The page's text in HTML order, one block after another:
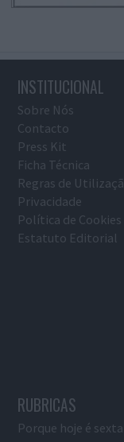
INSTITUCIONAL
Sobre Nós
Contacto
Press Kit
Ficha Técnica
Regras de
Privacidade
Política de Cookies
Estatuto Editorial
RUBRICAS
Porque hoje é sexta